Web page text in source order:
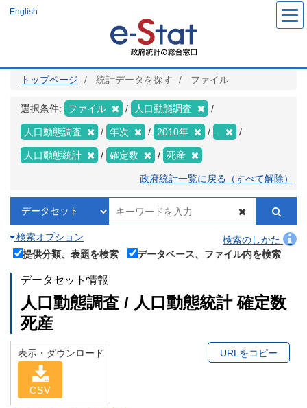
ツ
English
トップページ 統計データを探す ファイル
選択条件: ファイル 人口動態調査
人口動態調査 年次 2010年 -
人口動態統計 確定数 死産
政府統計一覧に戻る（すべて解除）
検索オプション
検索のしかた
提供分類、表題を検索
データベース、ファイル内を検索
データセット情報
人口動態調査 / 人口動態統計 確定数
死産
表示・ダウンロード
CSV
URLをコピー